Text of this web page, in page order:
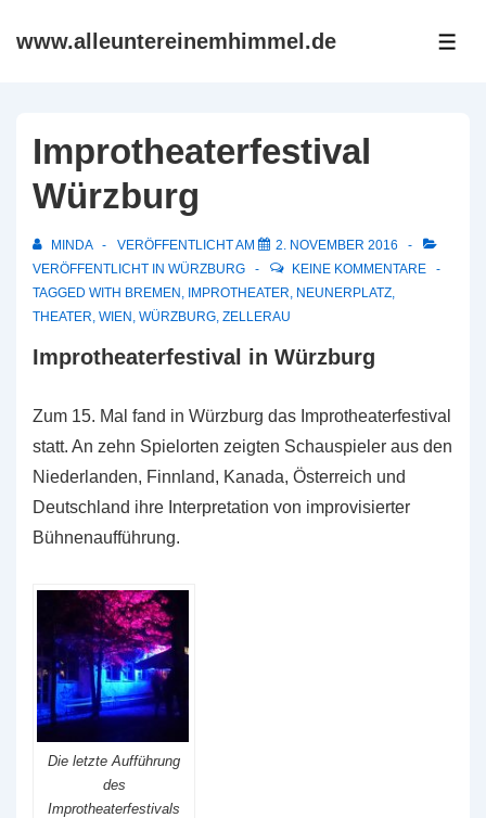
Zumwww.alleuntereinemhimmel.de
Improtheaterfestival
Würzburg
MINDA VERÖFFENTLICHT AM
2. NOVEMBER 2016
VERÖFFENTLICHT IN WÜRZBURG
KEINE KOMMENTARE
TAGGED WITH BREMEN , IMPROTHEATER, NEUNERPLATZ,
THEATER, WIEN , WÜRZBURG, ZELLERAU
Improtheaterfestival in Würzburg
Zum 15. Mal fand in Würzburg das Improtheaterfestival
statt. An zehn Spielorten zeigten Schauspieler aus den
Niederlanden, Finnland, Kanada, Österreich und
Deutschland ihre Interpretation von improvisierter
Bühnenaufführung.
Die letzte Aufführung
des
Improtheaterfestivals